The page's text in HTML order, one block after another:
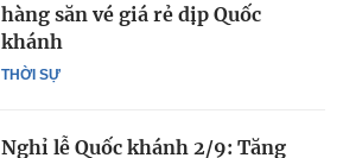
THỜI SỰ
hàng săn vé giá rẻ dịp Quốc
khánh
Nghỉ lễ Quốc khánh 2/9: Tăng